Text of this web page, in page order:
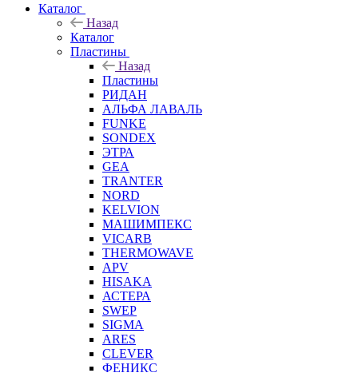
Каталог
Назад
Каталог
Пластины
Назад
Пластины
РИДАН
АЛЬФА ЛАВАЛЬ
FUNKE
SONDEX
ЭТРА
GEA
TRANTER
NORD
KELVION
МАШИМПЕКС
VICARB
THERMOWAVE
APV
HISAKA
АСТЕРА
SWEP
SIGMA
ARES
CLEVER
ФЕНИКС